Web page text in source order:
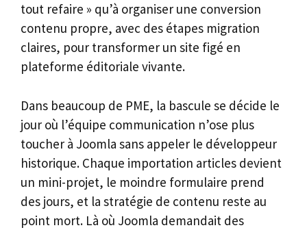
tout refaire » qu’à organiser une conversion
contenu propre, avec des étapes migration
claires, pour transformer un site figé en
plateforme éditoriale vivante.
Dans beaucoup de PME, la bascule se décide le
jour où l’équipe communication n’ose plus
toucher à Joomla sans appeler le développeur
historique. Chaque importation articles devient
un mini-projet, le moindre formulaire prend
des jours, et la stratégie de contenu reste au
point mort. Là où Joomla demandait des